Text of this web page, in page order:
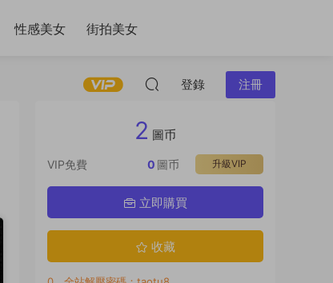
性感美女 街拍美女
登錄 注冊
2 圖币
VIP免費 升級VIP
0 圖币
立即購買
收藏